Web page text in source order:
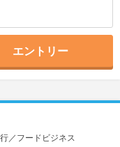
エントリー
／フードビジネス